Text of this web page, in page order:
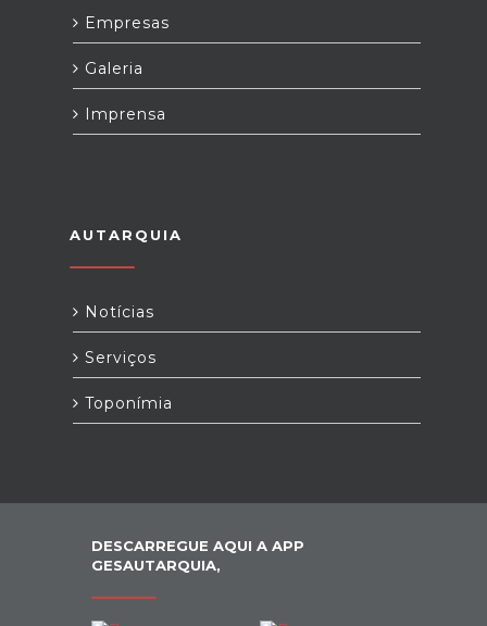
Empresas
Galeria
Imprensa
AUTARQUIA
Notícias
Serviços
Toponímia
DESCARREGUE AQUI A APP
GESAUTARQUIA,